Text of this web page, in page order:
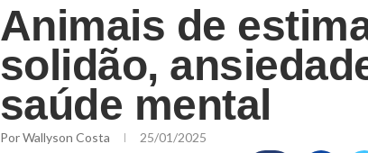
Animais de
solidão,
saúde mental
PorWallyson Costa 25/01/2025